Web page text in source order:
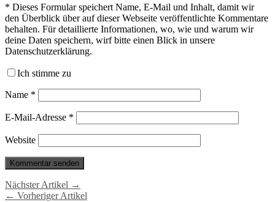
* Dieses Formular speichert Name, E-Mail und Inhalt, damit wir
den Überblick über auf dieser Webseite veröffentlichte Kommentare
behalten. Für detaillierte Informationen, wo, wie und warum wir
deine Daten speichern, wirf bitte einen Blick in unsere
Datenschutzerklärung.
Ich stimme zu
Name *
E-Mail-Adresse *
Website
Nächster Artikel →
← Vorheriger Artikel